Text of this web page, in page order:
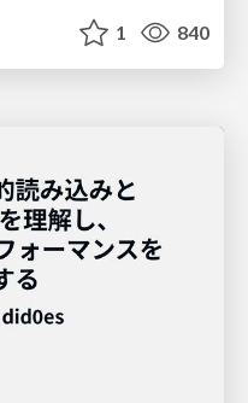
1 840